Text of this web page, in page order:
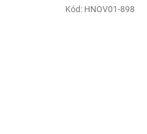
Kód: HNOV01-898